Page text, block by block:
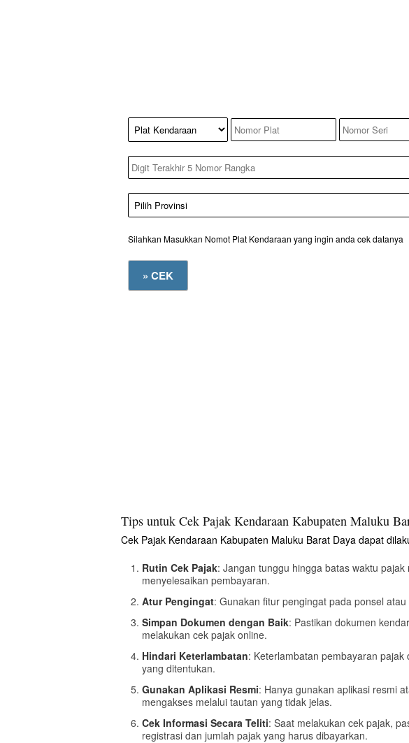
Silahkan Masukkan Nomot Plat Kendaraan yang ingin anda cek datanya
Tips untuk Cek Pajak Kendaraan Kabupaten Maluku
Cek Pajak Kendaraan Kabupaten Maluku Barat Daya dapat
Rutin Cek Pajak: Jangan tunggu hingga batas waktu
menyelesaikan pembayaran.
Atur Pengingat: Gunakan fitur pengingat pada ponsel
Simpan Dokumen dengan Baik: Pastikan dokumen
melakukan cek pajak online.
Hindari Keterlambatan: Keterlambatan pembayaran
yang ditentukan.
Gunakan Aplikasi Resmi: Hanya gunakan aplikasi resmi
mengakses melalui tautan yang tidak jelas.
Cek Informasi Secara Teliti: Saat melakukan cek pajak,
registrasi dan jumlah pajak yang harus dibayarkan.